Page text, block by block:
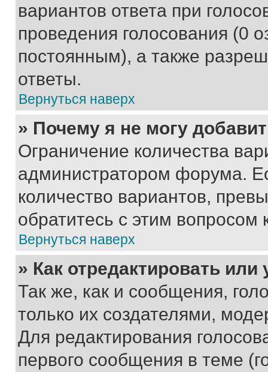
вариантов ответа при
проведения голосования (0
постоянным), а также
ответы.
Вернуться наверх
» Почему я не могу
Ограничение количества
администратором форума.
количество вариантов,
обратитесь с этим вопросом
Вернуться наверх
» Как отредактировать
Так же, как и сообщения,
только их создателями,
Для редактирования
первого сообщения в теме